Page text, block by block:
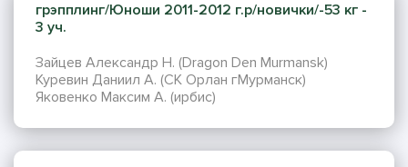
грэпплинг/Юноши 2011-2012 г.р/новички/-53 кг -
3 уч.
Зайцев Александр Н. (Dragon Den Murmansk)
Куревин Даниил А. (СК Орлан гМурманск)
Яковенко Максим А. (ирбис)